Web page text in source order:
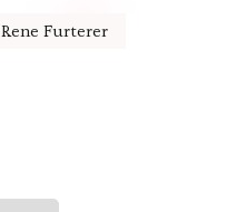
Rene Furterer